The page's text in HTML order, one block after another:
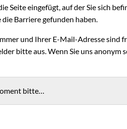
Seite eingefügt, auf der Sie sich
die Barriere gefunden haben.
und Ihrer E-Mail-Adresse sind
bitte aus. Wenn Sie uns
bitte…